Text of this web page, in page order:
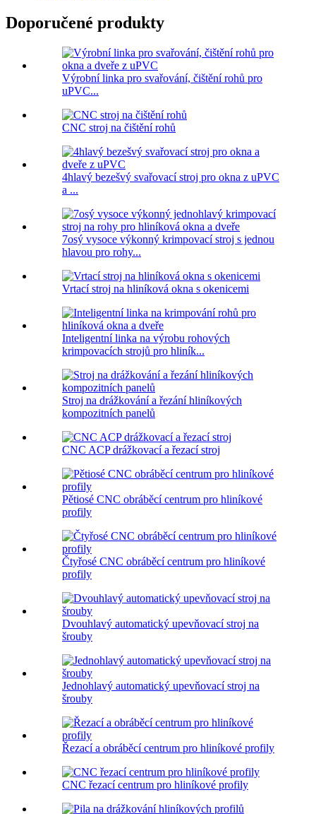
Doporučené produkty
Výrobní linka pro svařování, čištění rohů pro
uPVC...
CNC stroj na čištění rohů
4hlavý bezešvý svařovací stroj pro okna z uPVC
a ...
7osý vysoce výkonný krimpovací stroj s jednou
hlavou pro rohy...
Vrtací stroj na hliníková okna s okenicemi
Inteligentní linka na výrobu rohových
krimpovacích strojů pro hliník...
Stroj na drážkování a řezání hliníkových
kompozitních panelů
CNC ACP drážkovací a řezací stroj
Pětiosé CNC obráběcí centrum pro hliníkové
profily
Čtyřosé CNC obráběcí centrum pro hliníkové
profily
Dvouhlavý automatický upevňovací stroj na
šrouby
Jednohlavý automatický upevňovací stroj na
šrouby
Řezací a obráběcí centrum pro hliníkové profily
CNC řezací centrum pro hliníkové profily